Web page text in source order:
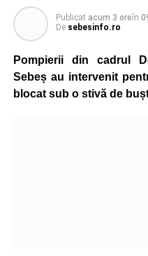
Publicat acum 3 oreîn
De sebesinfo.ro
Pompierii din cadrul
Sebeș au intervenit
blocat sub o stivă de